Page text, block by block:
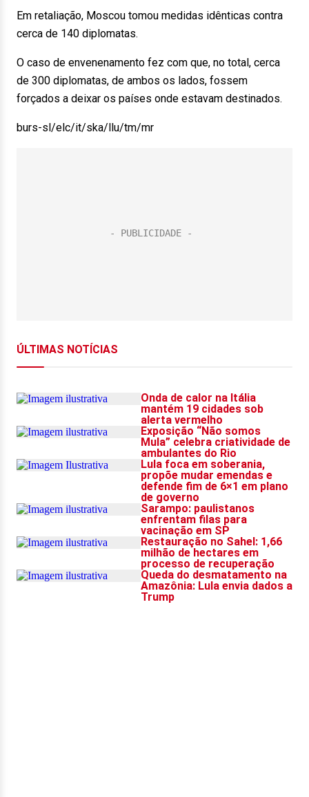
Em retaliação, Moscou tomou medidas idênticas contra
cerca de 140 diplomatas.
O caso de envenenamento fez com que, no total, cerca
de 300 diplomatas, de ambos os lados, fossem
forçados a deixar os países onde estavam destinados.
burs-sl/elc/it/ska/llu/tm/mr